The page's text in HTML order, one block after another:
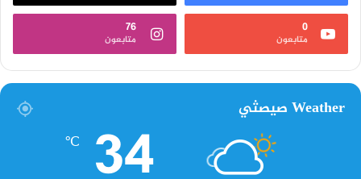
0
متابعون
76
متابعون
Weather صيصثي
34
℃